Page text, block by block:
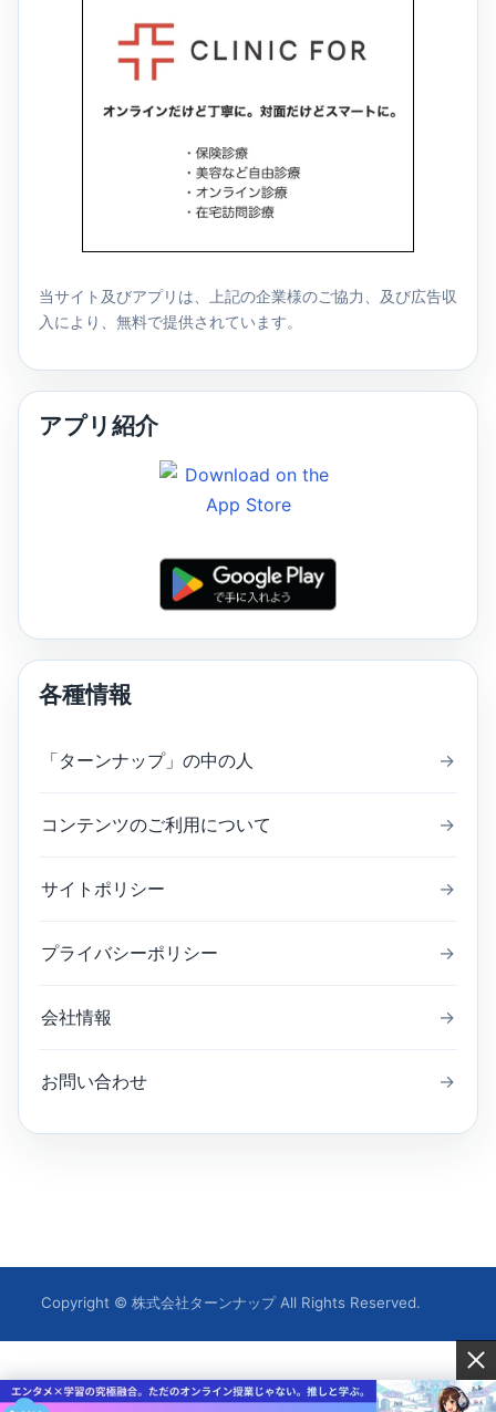
当サイト及びアプリは、上記の企業様のご協力、及び広告収
入により、無料で提供されています。
アプリ紹介
各種情報
「ターンナップ」の中の人 →
コンテンツのご利用について →
サイトポリシー →
プライバシーポリシー →
会社情報 →
お問い合わせ →
Copyright © 株式会社ターンナップ All Rights Reserved.